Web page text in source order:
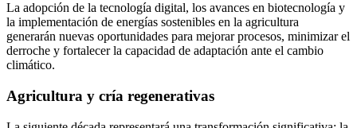
La adopción de la tecnología digital, los avances en biotecnología y
la implementación de energías sostenibles en la agricultura
generarán nuevas oportunidades para mejorar procesos, minimizar el
derroche y fortalecer la capacidad de adaptación ante el cambio
climático.
Agricultura y cría regenerativas